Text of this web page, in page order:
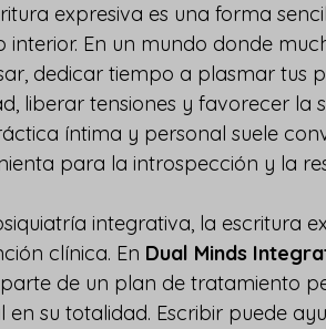
expresiva es una forma
interior. En un mundo donde
dedicar tiempo a plasmar tus
liberar tensiones y favorecer
íntima y personal suele
para la introspección y la
integrativa, la escritura
clínica. En Dual Minds
de un plan de tratamiento
en su totalidad. Escribir puede